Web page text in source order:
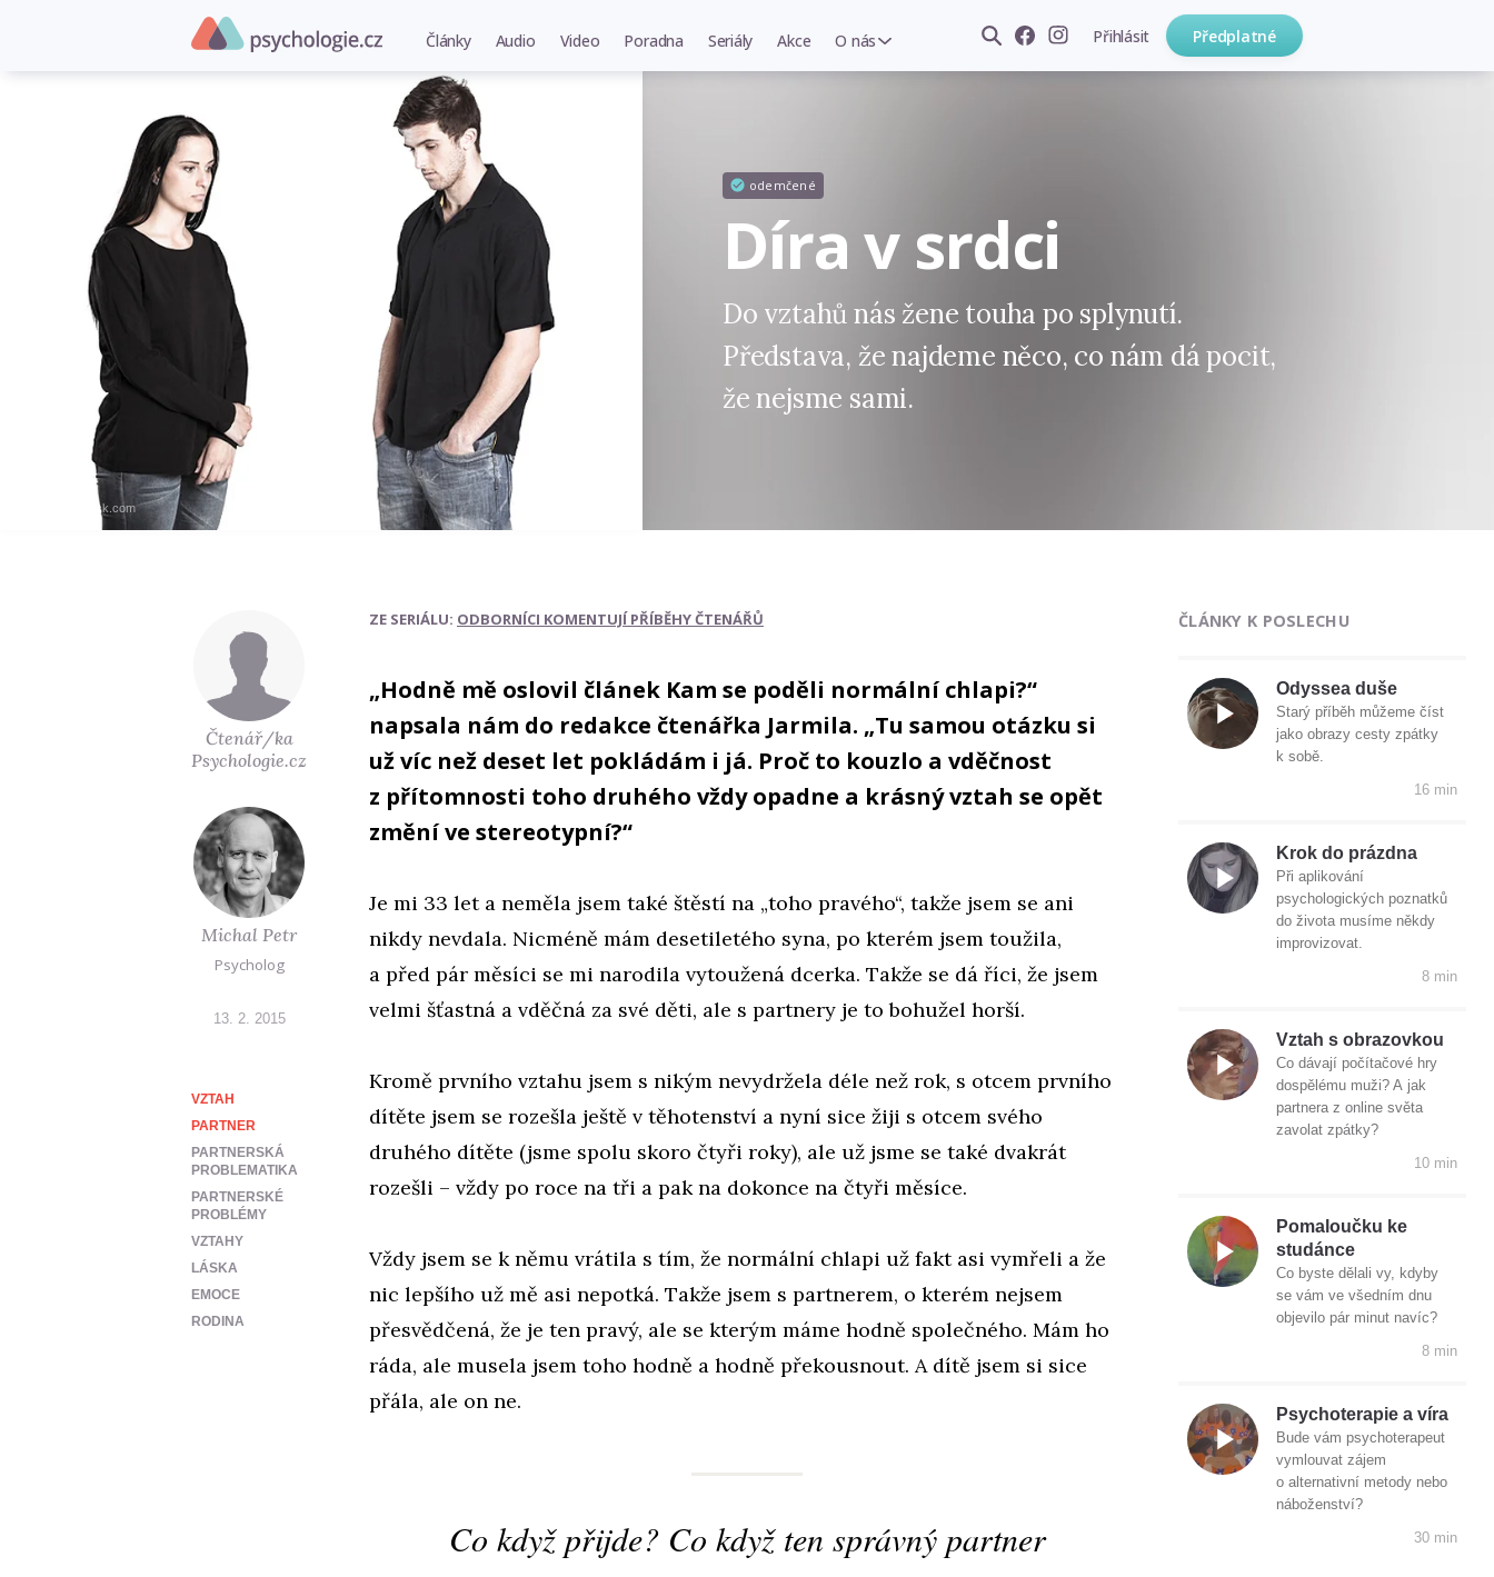
Články Audio Video Poradna Seriály Akce O nás Přihlásit Předplatné
Foto: Thinkstock.com
odemčené
Díra v srdci
Do vztahů nás žene touha po splynutí.
Představa, že najdeme něco, co nám dá pocit,
že nejsme sami.
Čtenář/ka
Psychologie.cz
Michal Petr
Psycholog
13. 2. 2015
VZTAH
PARTNER
PARTNERSKÁ
PROBLEMATIKA
PARTNERSKÉ
PROBLÉMY
VZTAHY
LÁSKA
EMOCE
RODINA
ZE SERIÁLU: ODBORNÍCI KOMENTUJÍ PŘÍBĚHY ČTENÁŘŮ
„Hodně mě oslovil článek Kam se poděli normální chlapi?“
napsala nám do redakce čtenářka Jarmila. „Tu samou otázku si
už víc než deset let pokládám i já. Proč to kouzlo a vděčnost
z přítomnosti toho druhého vždy opadne a krásný vztah se opět
změní ve stereotypní?“
Je mi 33 let a neměla jsem také štěstí na „toho pravého“, takže jsem se ani
nikdy nevdala. Nicméně mám desetiletého syna, po kterém jsem toužila,
a před pár měsíci se mi narodila vytoužená dcerka. Takže se dá říci, že jsem
velmi šťastná a vděčná za své děti, ale s partnery je to bohužel horší.
Kromě prvního vztahu jsem s nikým nevydržela déle než rok, s otcem prvního
dítěte jsem se rozešla ještě v těhotenství a nyní sice žiji s otcem svého
druhého dítěte (jsme spolu skoro čtyři roky), ale už jsme se také dvakrát
rozešli – vždy po roce na tři a pak na dokonce na čtyři měsíce.
Vždy jsem se k němu vrátila s tím, že normální chlapi už fakt asi vymřeli a že
nic lepšího už mě asi nepotká. Takže jsem s partnerem, o kterém nejsem
přesvědčená, že je ten pravý, ale se kterým máme hodně společného. Mám ho
ráda, ale musela jsem toho hodně a hodně překousnout. A dítě jsem si sice
přála, ale on ne.
Co když přijde? Co když ten správný partner
ČLÁNKY K POSLECHU
Odyssea duše
Starý příběh můžeme číst
jako obrazy cesty zpátky
k sobě.
16 min
Krok do prázdna
Při aplikování
psychologických poznatků
do života musíme někdy
improvizovat.
8 min
Vztah s obrazovkou
Co dávají počítačové hry
dospělému muži? A jak
partnera z online světa
zavolat zpátky?
10 min
Pomaloučku ke
studánce
Co byste dělali vy, kdyby
se vám ve všedním dnu
objevilo pár minut navíc?
8 min
Psychoterapie a víra
Bude vám psychoterapeut
vymlouvat zájem
o alternativní metody nebo
náboženství?
30 min